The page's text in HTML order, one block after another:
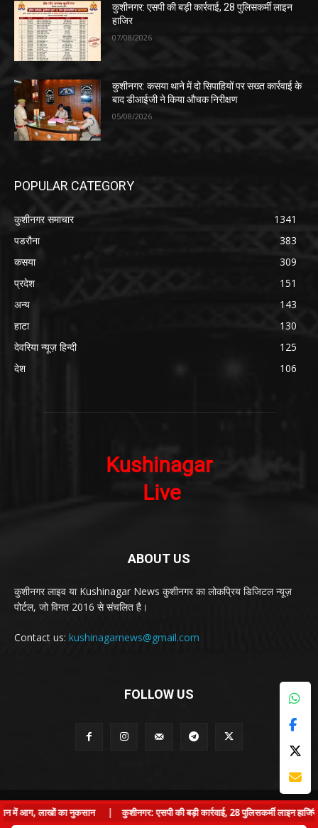
कुशीनगर: एसपी की बड़ी कार्रवाई, 28 पुलिसकर्मी लाइन
हाजिर
07/08/2026
कुशीनगर: कसया थाने में दो सिपाहियों पर सख्त कार्रवाई के
बाद डीआईजी ने किया औचक निरीक्षण
05/08/2026
POPULAR CATEGORY
कुशीनगर समाचार
1341
पडरौना
383
कसया
309
प्रदेश
151
अन्य
143
हाटा
130
देवरिया न्यूज़ हिन्दी
125
देश
106
ABOUT US
कुशीनगर लाइव या Kushinagar News कुशीनगर का लोकप्रिय डिजिटल न्यूज़
पोर्टल, जो विगत 2016 से संचलित है।
Contact us: kushinagarnews@gmail.com
FOLLOW US
© Kushinagar Live - 2022 ×
में आग, लाखों का नुकसान | कुशीनगर: एसपी की बड़ी कार्रवाई, 28 पुलिसकर्मी लाइन हाजिर